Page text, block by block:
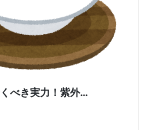
くべき実力！紫外…